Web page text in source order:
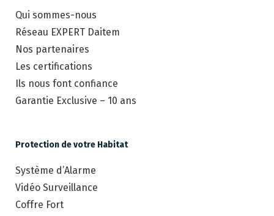
Qui sommes-nous
Réseau EXPERT Daitem
Nos partenaires
Les certifications
Ils nous font confiance
Garantie Exclusive – 10 ans
Protection de votre Habitat
Système d’Alarme
Vidéo Surveillance
Coffre Fort